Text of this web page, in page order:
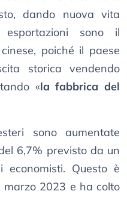
dando nuova vita
esportazioni sono il
poiché il paese
storica vendendo
«la fabbrica del
sono aumentate
6,7% previsto da un
Questo è
2023 e ha colto